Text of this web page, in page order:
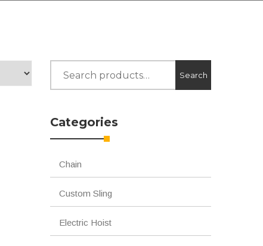
for:
Search
Categories
Chain
Custom Sling
Electric Hoist